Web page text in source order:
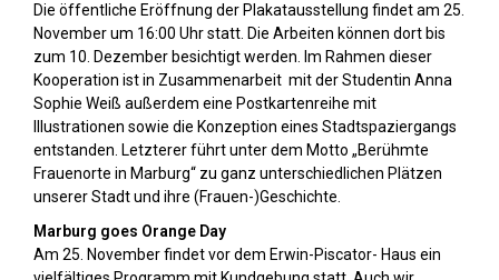
Die öffentliche Eröffnung der Plakatausstellung findet am 25.
November um 16:00 Uhr statt. Die Arbeiten können dort bis
zum 10. Dezember besichtigt werden. Im Rahmen dieser
Kooperation ist in Zusammenarbeit mit der Studentin Anna
Sophie Weiß außerdem eine Postkartenreihe mit
Illustrationen sowie die Konzeption eines Stadtspaziergangs
entstanden. Letzterer führt unter dem Motto „Berühmte
Frauenorte in Marburg“ zu ganz unterschiedlichen Plätzen
unserer Stadt und ihre (Frauen-)Geschichte.
Marburg goes Orange Day
Am 25. November findet vor dem Erwin-Piscator- Haus ein